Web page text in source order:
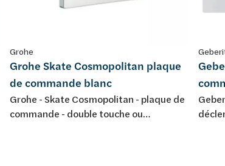
Grohe
Grohe Skate Cosmopolitan plaque
de commande blanc
Grohe - Skate Cosmopolitan - plaque de
commande - double touche ou